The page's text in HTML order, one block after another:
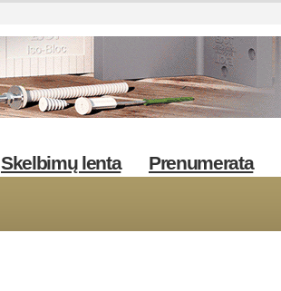
Skelbimų lenta Prenumerata